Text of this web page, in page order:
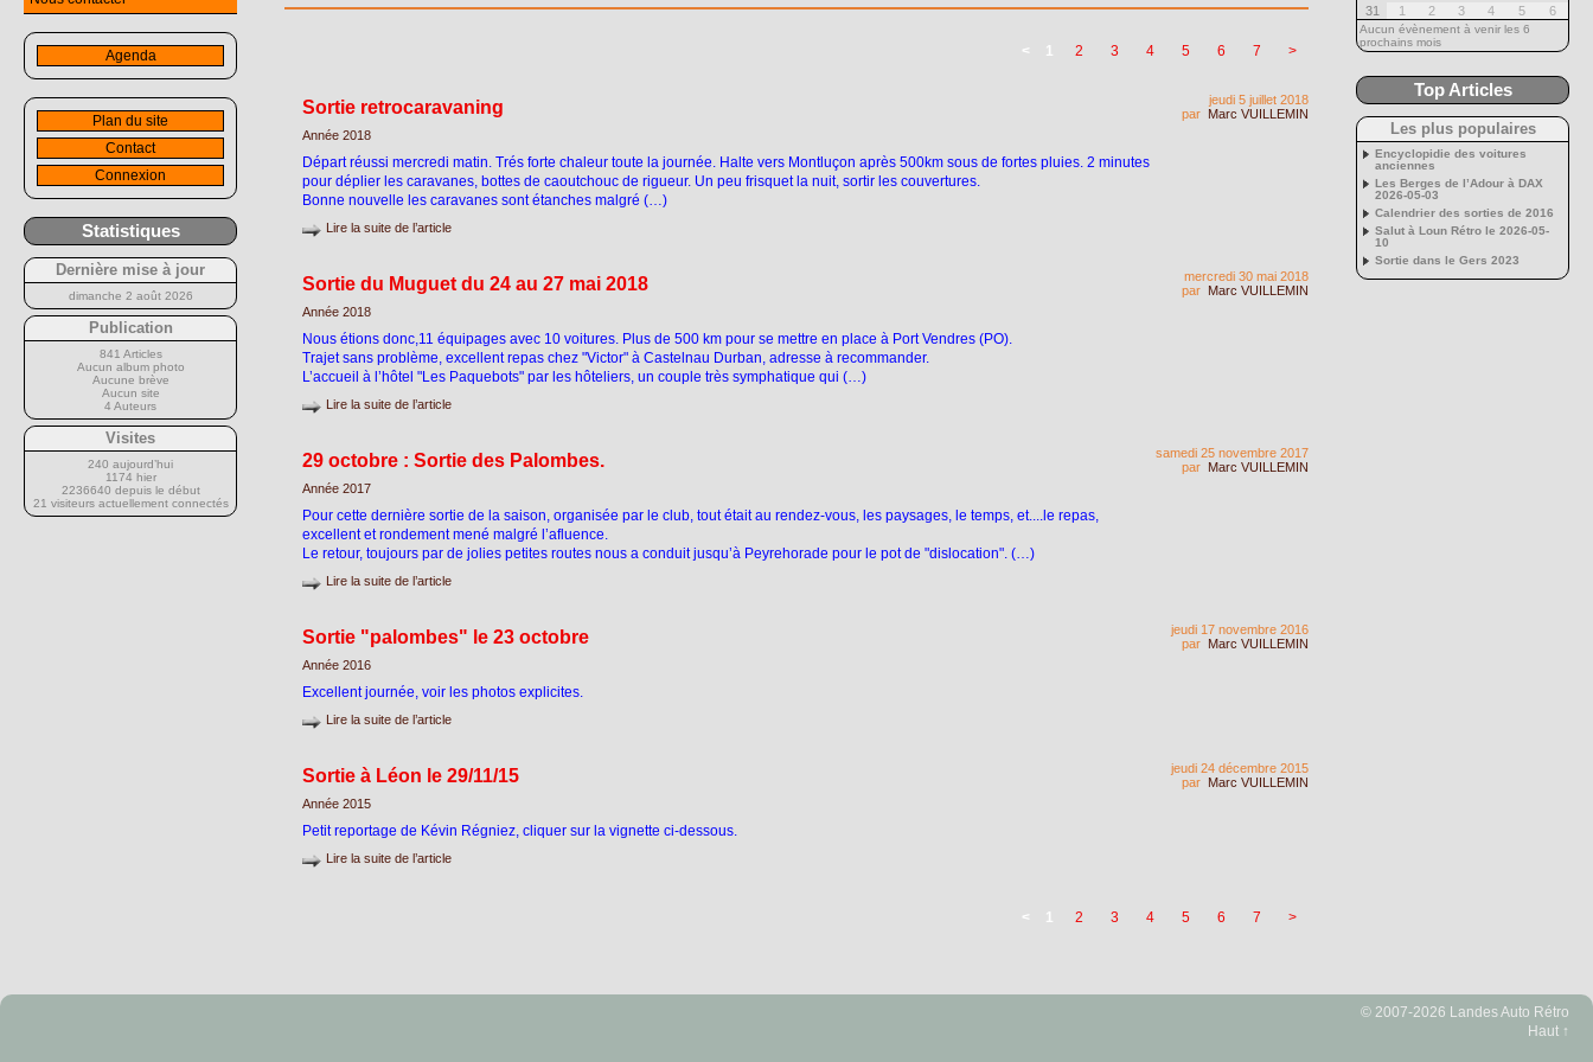
< 1 2 3 4 5 6 7 >
jeudi 5 juillet 2018
par Marc VUILLEMIN
Sortie retrocaravaning
Année 2018
Départ réussi mercredi matin. Trés forte chaleur toute la journée. Halte vers Montluçon après 500km sous de fortes pluies. 2 minutes
pour déplier les caravanes, bottes de caoutchouc de rigueur. Un peu frisquet la nuit, sortir les couvertures.
Bonne nouvelle les caravanes sont étanches malgré (…)
Lire la suite de l’article
mercredi 30 mai 2018
par Marc VUILLEMIN
Sortie du Muguet du 24 au 27 mai 2018
Année 2018
Nous étions donc,11 équipages avec 10 voitures. Plus de 500 km pour se mettre en place à Port Vendres (PO).
Trajet sans problème, excellent repas chez "Victor" à Castelnau Durban, adresse à recommander.
L’accueil à l’hôtel "Les Paquebots" par les hôteliers, un couple très symphatique qui (…)
Lire la suite de l’article
samedi 25 novembre 2017
par Marc VUILLEMIN
29 octobre : Sortie des Palombes.
Année 2017
Pour cette dernière sortie de la saison, organisée par le club, tout était au rendez-vous, les paysages, le temps, et....le repas,
excellent et rondement mené malgré l’afluence.
Le retour, toujours par de jolies petites routes nous a conduit jusqu’à Peyrehorade pour le pot de "dislocation". (…)
Lire la suite de l’article
jeudi 17 novembre 2016
par Marc VUILLEMIN
Sortie "palombes" le 23 octobre
Année 2016
Excellent journée, voir les photos explicites.
Lire la suite de l’article
jeudi 24 décembre 2015
par Marc VUILLEMIN
Sortie à Léon le 29/11/15
Année 2015
Petit reportage de Kévin Régniez, cliquer sur la vignette ci-dessous.
Lire la suite de l’article
< 1 2 3 4 5 6 7 >
Agenda
Plan du site
Contact
Connexion
Statistiques
Dernière mise à jour
dimanche 2 août 2026
Publication
841 Articles
Aucun album photo
Aucune brève
Aucun site
4 Auteurs
Visites
240 aujourd’hui
1174 hier
2236640 depuis le début
21 visiteurs actuellement connectés
31
1 2 3 4 5 6
Aucun évènement à venir les 6
prochains mois
Top Articles
Les plus populaires
Encyclopidie des voitures
anciennes
Les Berges de l’Adour à DAX
2026-05-03
Calendrier des sorties de 2016
Salut à Loun Rétro le 2026-05-
10
Sortie dans le Gers 2023
© 2007-2026 Landes Auto Rétro
Haut ↑